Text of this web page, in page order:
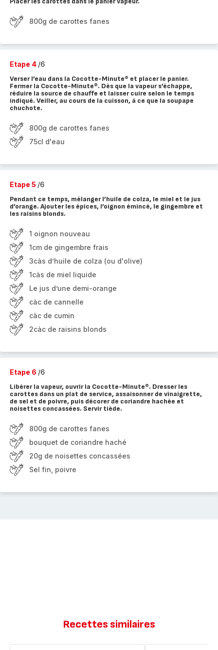
800g de carottes fanes
Etape 4 /6
Verser l’eau dans la Cocotte-Minute® et placer le panier.
Fermer la Cocotte-Minute®. Dès que la vapeur s’échappe,
réduire la source de chauffe et laisser cuire selon le temps
indiqué. Veiller, au cours de la cuisson, à ce que la soupape
chuchote.
800g de carottes fanes
75cl d'eau
Etape 5 /6
Pendant ce temps, mélanger l’huile de colza, le miel et le jus
d’orange. Ajouter les épices, l’oignon émincé, le gingembre et
les raisins blonds.
1 oignon nouveau
1cm de gingembre frais
3càs d’huile de colza (ou d'olive)
1càs de miel liquide
Le jus d’une demi-orange
càc de cannelle
càc de cumin
2càc de raisins blonds
Etape 6 /6
Libérer la vapeur, ouvrir la Cocotte-Minute®. Dresser les
carottes dans un plat de service, assaisonner de vinaigrette,
de sel et de poivre, puis décorer de coriandre hachée et
noisettes concassées. Servir tiède.
800g de carottes fanes
bouquet de coriandre haché
20g de noisettes concassées
Sel fin, poivre
Recettes similaires